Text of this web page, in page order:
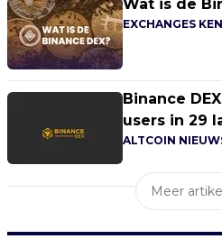
Wat is de
EXCHANGES
Binance
users in 29
ALTCOIN
Meer